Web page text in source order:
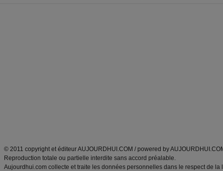
© 2011 copyright et éditeur AUJOURDHUI.COM / powered by
Reproduction totale ou partielle interdite sans accord préalable.
Aujourdhui.com collecte et traite les données personnelles dans le respect de